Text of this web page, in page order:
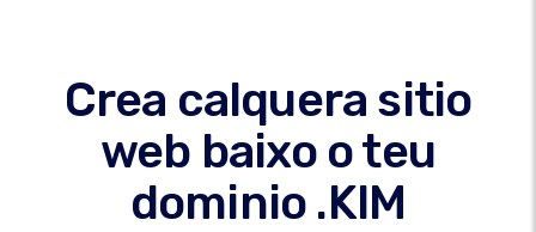
Crea calquera sitio
web baixo o teu
dominio .KIM